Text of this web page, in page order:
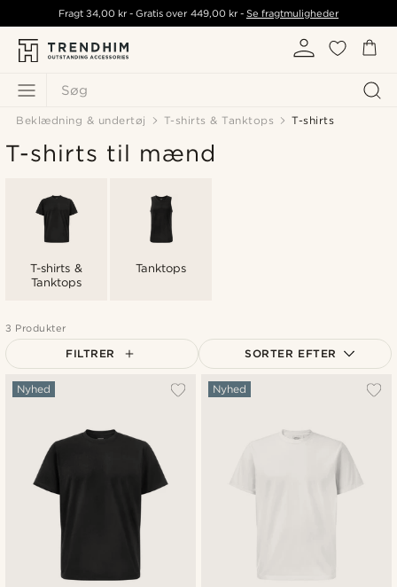
Søg
Fragt34,00 kr - Gratis over 449,00 kr- Se fragtmuligheder
Beklædning & undertøj T-shirts & Tanktops T-shirts
T-shirts til mænd
T-shirts &
Tanktops
Tanktops
3 Produkter
FILTRER SORTER EFTER
Mest populære
Højeste pris
Nyhed Nyhed